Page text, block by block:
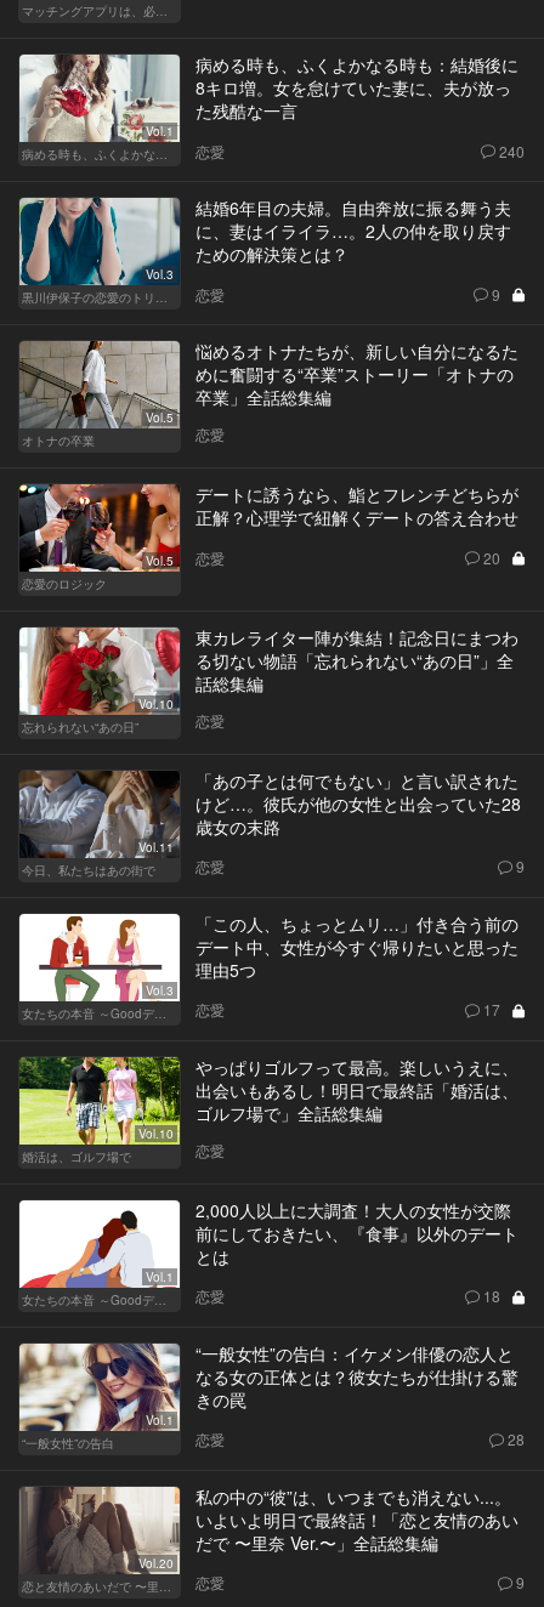
マッチングアプリは、必然に。
Vol.1
病める時も、ふくよかなる時も
病める時も、ふくよかなる時も：結婚後に
8キロ増。女を怠けていた妻に、夫が放っ
た残酷な一言
恋愛 240
Vol.3
黒川伊保子の恋愛のトリセツ
結婚6年目の夫婦。自由奔放に振る舞う夫
に、妻はイライラ…。2人の仲を取り戻す
ための解決策とは？
恋愛 9
Vol.5
オトナの卒業
悩めるオトナたちが、新しい自分になるた
めに奮闘する“卒業”ストーリー「オトナの
卒業」全話総集編
恋愛
Vol.5
恋愛のロジック
デートに誘うなら、鮨とフレンチどちらが
正解？心理学で紐解くデートの答え合わせ
恋愛 20
Vol.10
忘れられない“あの日”
東カレライター陣が集結！記念日にまつわ
る切ない物語「忘れられない“あの日”」全
話総集編
恋愛
Vol.11
今日、私たちはあの街で
「あの子とは何でもない」と言い訳された
けど…。彼氏が他の女性と出会っていた28
歳女の末路
恋愛 9
Vol.3
女たちの本音 ～Goodデート／Badデート～
「この人、ちょっとムリ…」付き合う前の
デート中、女性が今すぐ帰りたいと思った
理由5つ
恋愛 17
Vol.10
婚活は、ゴルフ場で
やっぱりゴルフって最高。楽しいうえに、
出会いもあるし！明日で最終話「婚活は、
ゴルフ場で」全話総集編
恋愛
Vol.1
女たちの本音 ～Goodデート／Badデート～
2,000人以上に大調査！大人の女性が交際
前にしておきたい、『食事』以外のデート
とは
恋愛 18
Vol.1
“一般女性”の告白
“一般女性”の告白：イケメン俳優の恋人と
なる女の正体とは？彼女たちが仕掛ける驚
きの罠
恋愛 28
Vol.20
恋と友情のあいだで 〜里奈 Ver.〜
私の中の“彼”は、いつまでも消えない...。
いよいよ明日で最終話！「恋と友情のあい
だで 〜里奈 Ver.〜」全話総集編
恋愛 9